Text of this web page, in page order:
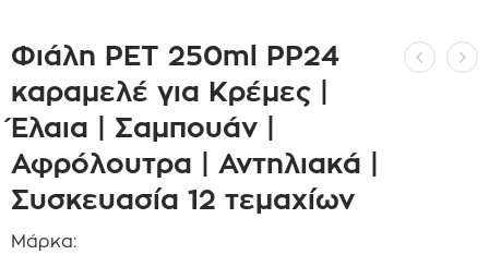
Φιάλη PET 250ml PP24
καραμελέ για Κρέμες |
Έλαια | Σαμπουάν |
Αφρόλουτρα | Αντηλιακά |
Συσκευασία 12 τεμαχίων
Μάρκα: